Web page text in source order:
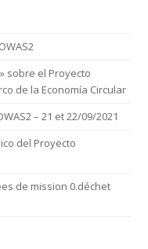
sobre el Proyecto
de la Economía Circular
– 21 et 22/09/2021
del Proyecto
de mission 0.déchet